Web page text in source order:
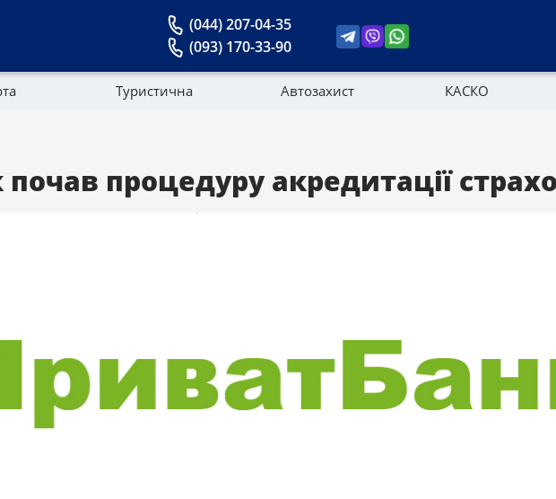
(044) 207-04-35
(093) 170-33-90
Туристична Автозахист КАСКО
процедуру акредитації